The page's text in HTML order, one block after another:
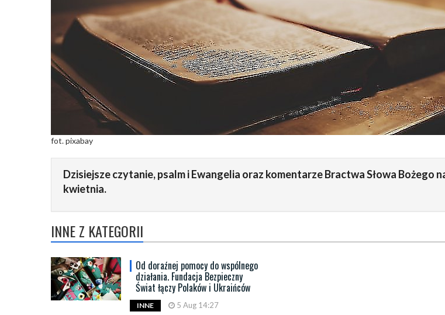
fot. pixabay
Dzisiejsze czytanie, psalm i Ewangelia oraz komentarze Bractwa Słowa Bożego
kwietnia.
INNE Z KATEGORII
Od doraźnej pomocy do wspólnego
działania. Fundacja Bezpieczny
Świat łączy Polaków i Ukraińców
INNE 5 Aug 14:27